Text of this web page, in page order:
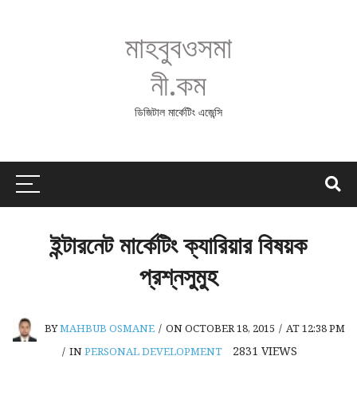
মাহবুবওসমা
নী.কম
ডিজিটাল মার্কেটিং এজেন্সি
ইন্টারনেট মার্কেটিং ক্যারিয়ার বিষয়ক
প্রশ্নসুমুহ
BYMAHBUB OSMANE / ON OCTOBER 18, 2015 / AT 12:38 PM
/ INPERSONAL DEVELOPMENT 2831 VIEWS